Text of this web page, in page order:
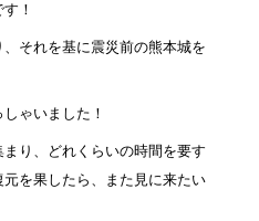
！
それを基に震災前の熊本城を
ゃいました！
り、どれくらいの時間を要す
を果したら、また見に来たい